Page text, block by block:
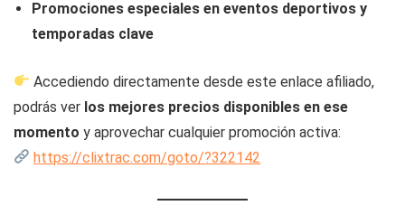
Promociones especiales en eventos deportivos y
temporadas clave
Accediendo directamente desde este enlace afiliado,
podrás ver los mejores precios disponibles en ese
momento y aprovechar cualquier promoción activa:
https://clixtrac.com/goto/?322142